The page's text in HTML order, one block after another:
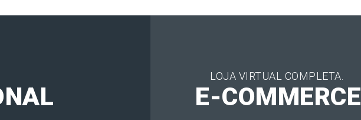
LOJA VIRTUAL COMPLETA.
E-COMMERCE